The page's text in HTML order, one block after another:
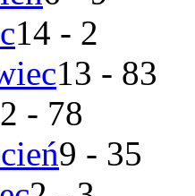
14 - 2
13 - 83
- 78
9 - 35